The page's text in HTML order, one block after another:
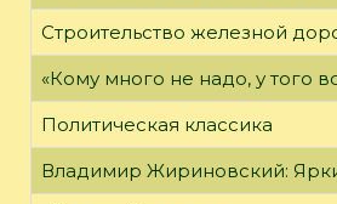
Строительство железной
«Кому много не надо, у того
Политическая классика
Владимир Жириновский: